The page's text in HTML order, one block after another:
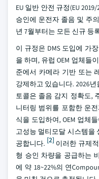
EU 일반 안전 규정(EU
승인에 운전자 졸음 및 주
년 7월부터는 모든 신규 등
이 규정은 DMS 도입에 가
을 하며, 유럽 OEM 업체들
준에서 카메라 기반 또는
강제하고 있습니다. 2026
토콜은 졸음 감지 정확도,
니터링 범위를 포함한 운
식을 도입하여, OEM 업체
고성능 멀티모달 시스템을
공합니다. [2] 이러한 규제
형 승인 차량을 공급하는
에 약 18~22%의 연